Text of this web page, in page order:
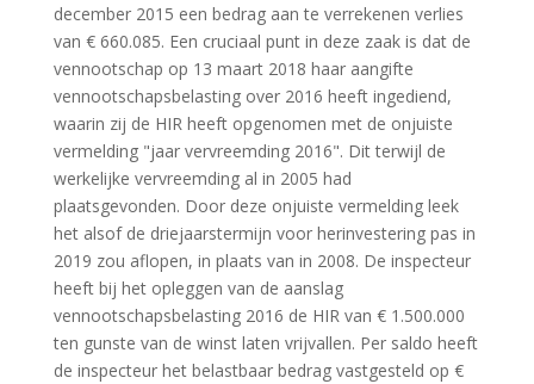
december 2015 een bedrag aan te verrekenen verlies
van € 660.085. Een cruciaal punt in deze zaak is dat de
vennootschap op 13 maart 2018 haar aangifte
vennootschapsbelasting over 2016 heeft ingediend,
waarin zij de HIR heeft opgenomen met de onjuiste
vermelding "jaar vervreemding 2016". Dit terwijl de
werkelijke vervreemding al in 2005 had
plaatsgevonden. Door deze onjuiste vermelding leek
het alsof de driejaarstermijn voor herinvestering pas in
2019 zou aflopen, in plaats van in 2008. De inspecteur
heeft bij het opleggen van de aanslag
vennootschapsbelasting 2016 de HIR van € 1.500.000
ten gunste van de winst laten vrijvallen. Per saldo heeft
de inspecteur het belastbaar bedrag vastgesteld op €